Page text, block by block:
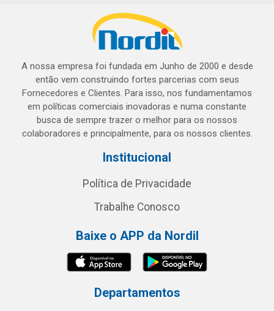
A nossa empresa foi fundada em Junho de 2000 e desde
então vem construindo fortes parcerias com seus
Fornecedores e Clientes. Para isso, nos fundamentamos
em políticas comerciais inovadoras e numa constante
busca de sempre trazer o melhor para os nossos
colaboradores e principalmente, para os nossos clientes.
Institucional
Política de Privacidade
Trabalhe Conosco
Baixe o APP da Nordil
Departamentos